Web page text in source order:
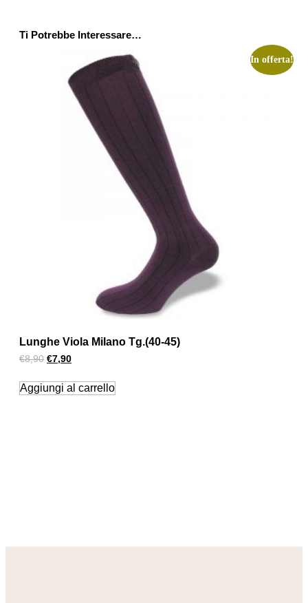
Ti Potrebbe Interessare…
In offerta!
Lunghe Viola Milano Tg.(40-45)
€8,90 €7,90
Aggiungi al carrello